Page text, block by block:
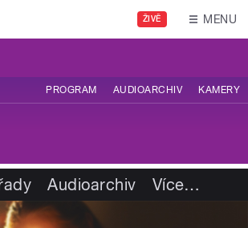
ŽIVĚ MENU
PROGRAM AUDIOARCHIV KAMERY
Audioarchiv Více…